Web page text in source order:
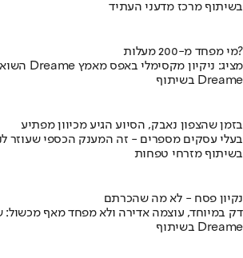
בשיתוף מרכז מדעני העתיד
מי מפחד מ-200 מעלות?
השואב-שוטף החדש של Dreame מציג: ניקיון מקסימלי באפס מאמץ
בשיתוף Dreame
בזמן שהצפון נאבק, הסיוע הגיע מכיוון מפתיע
בעלי עסקים מספרים - זה המענק הכספי שעוזר
בשיתוף מזרחי טפחות
נקיון פסח - לא מה שהכרתם
דק במיוחד, עוצמה אדירה ולא מפחד מאף
בשיתוף Dreame